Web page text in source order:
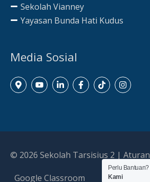
Sekolah Vianney
Yayasan Bunda Hati Kudus
Media Sosial
© 2026 Sekolah Tarsisius 2 | Aturan
Google Classroom
Perlu Bantuan?
Kami